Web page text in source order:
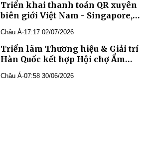
Triển khai thanh toán QR xuyên
biên giới Việt Nam - Singapore,
thúc đẩy kết nối kinh tế số
Châu Á·17:17 02/07/2026
Triển lãm Thương hiệu & Giải trí
Hàn Quốc kết hợp Hội chợ Ẩm
thực ASEAN - Hàn Quốc 2026
Châu Á·07:58 30/06/2026